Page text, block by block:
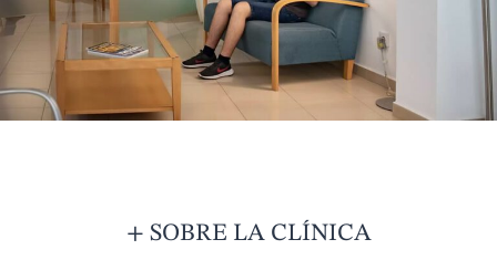
+ SOBRE LA CLÍNICA